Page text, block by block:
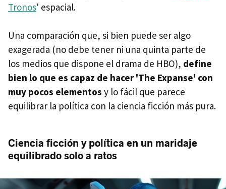
Tronos' espacial.
Una comparación que, si bien puede ser algo
exagerada (no debe tener ni una quinta parte de
los medios que dispone el drama de HBO), define
bien lo que es capaz de hacer 'The Expanse' con
muy pocos elementos y lo fácil que parece
equilibrar la política con la ciencia ficción más pura.
Ciencia ficción y política en un maridaje
equilibrado solo a ratos